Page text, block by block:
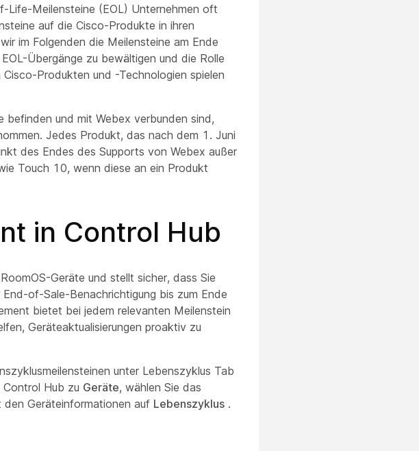
Life-Meilensteine (EOL) Unternehmen oft
auf die Cisco-Produkte in ihren
im Folgenden die Meilensteine am Ende
Übergänge zu bewältigen und die Rolle
Produkten und -Technologien spielen
und mit Webex verbunden sind,
Jedes Produkt, das nach dem 1. Juni
des Endes des Supports von Webex außer
Touch 10, wenn diese an ein Produkt
in Control Hub
Geräte und stellt sicher, dass Sie
of-Sale-Benachrichtigung bis zum Ende
bietet bei jedem relevanten Meilenstein
Geräteaktualisierungen proaktiv zu
unter Lebenszyklus Tab
Hub zu Geräte, wählen Sie das
Geräteinformationen auf Lebenszyklus .